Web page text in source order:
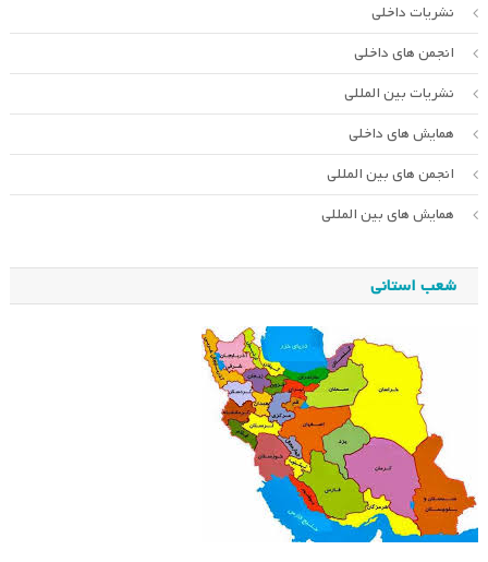
نشریات داخلی
انجمن های داخلی
نشریات بین المللی
همایش های داخلی
انجمن های بین المللی
همایش های بین المللی
شعب استانی